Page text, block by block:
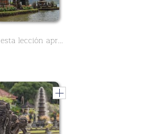
En esta lección aprenderá información general sobre Bali. La isla de Indonesia es el destino vacacional perfecto. Playas de ensueño y templos históricos le esperan